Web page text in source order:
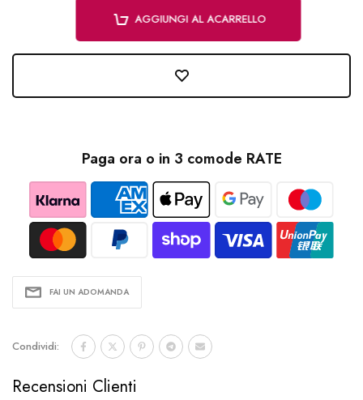
AGGIUNGI AL ACARRELLO
Paga ora o in 3 comode RATE
FAI UN ADOMANDA
Condividi:
Recensioni Clienti